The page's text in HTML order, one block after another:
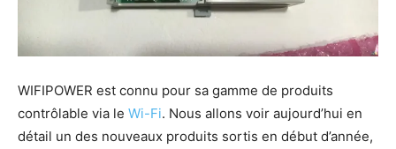
WIFIPOWER est connu pour sa gamme de produits
contrôlable via le Wi-Fi. Nous allons voir aujourd’hui en
détail un des nouveaux produits sortis en début d’année,